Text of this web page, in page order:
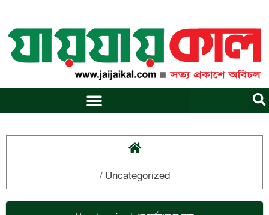
content
/ Uncategorized